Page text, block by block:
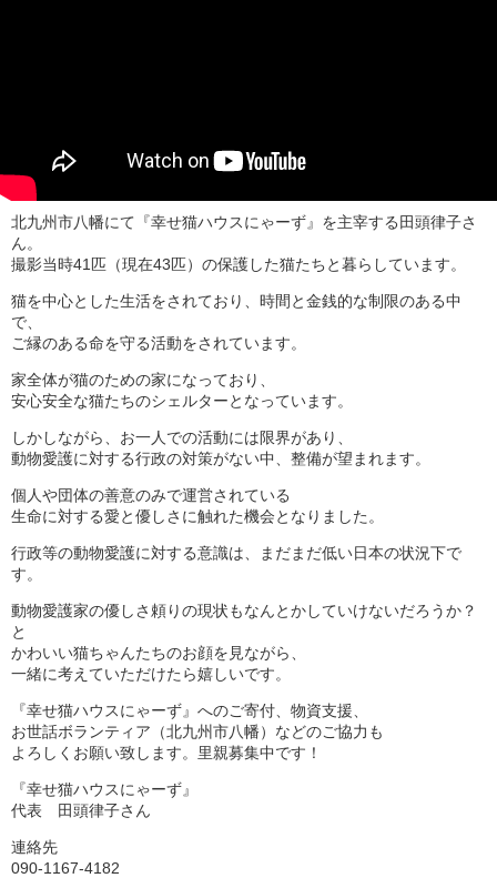
北九州市八幡にて『幸せ猫ハウスにゃーず』を主宰する田頭律子さ
ん。
撮影当時41匹（現在43匹）の保護した猫たちと暮らしています。
猫を中心とした生活をされており、時間と金銭的な制限のある中
で、
ご縁のある命を守る活動をされています。
家全体が猫のための家になっており、
安心安全な猫たちのシェルターとなっています。
しかしながら、お一人での活動には限界があり、
動物愛護に対する行政の対策がない中、整備が望まれます。
個人や団体の善意のみで運営されている
生命に対する愛と優しさに触れた機会となりました。
行政等の動物愛護に対する意識は、まだまだ低い日本の状況下で
す。
動物愛護家の優しさ頼りの現状もなんとかしていけないだろうか？
と
かわいい猫ちゃんたちのお顔を見ながら、
一緒に考えていただけたら嬉しいです。
『幸せ猫ハウスにゃーず』へのご寄付、物資支援、
お世話ボランティア（北九州市八幡）などのご協力も
よろしくお願い致します。里親募集中です！
『幸せ猫ハウスにゃーず』
代表 田頭律子さん
連絡先
090-1167-4182